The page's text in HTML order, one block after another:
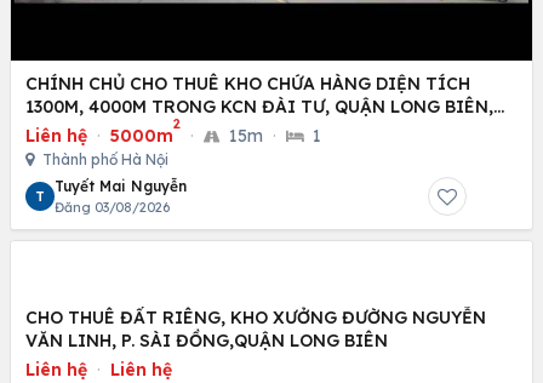
CHÍNH CHỦ CHO THUÊ KHO CHỨA HÀNG DIỆN TÍCH
1300M, 4000M TRONG KCN ĐÀI TƯ, QUẬN LONG BIÊN,
HÀ NỘI
Liên hệ · 5000m
2
· 15m · 1
Thành phố Hà Nội
T
Tuyết Mai Nguyễn
Đăng 03/08/2026
CHO THUÊ ĐẤT RIÊNG, KHO XƯỞNG ĐƯỜNG NGUYỄN
VĂN LINH, P. SÀI ĐỒNG,QUẬN LONG BIÊN
Liên hệ · Liên hệ